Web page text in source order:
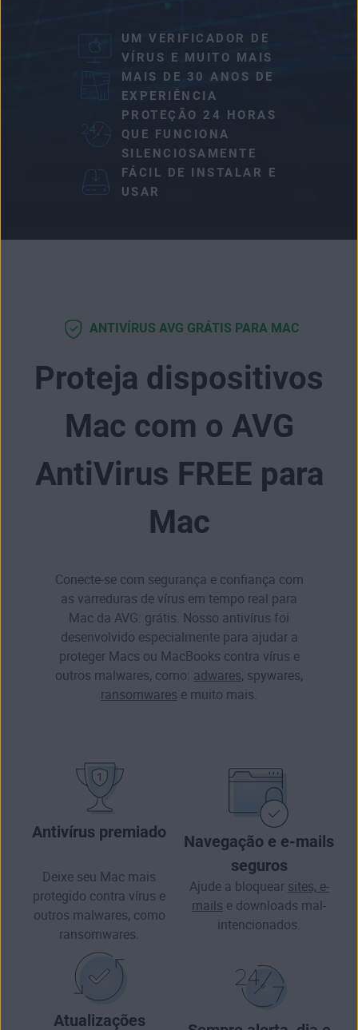
UM VERIFICADOR DE
VÍRUS E MUITO MAIS
MAIS DE 30 ANOS DE
EXPERIÊNCIA
PROTEÇÃO 24 HORAS
QUE FUNCIONA
SILENCIOSAMENTE
FÁCIL DE INSTALAR E
USAR
ANTIVÍRUS AVG GRÁTIS PARA MAC
Proteja dispositivos
Mac com o AVG
AntiVirus FREE para
Mac
Conecte-se com segurança e confiança com
as varreduras de vírus em tempo real para
Mac da AVG: grátis. Nosso antivírus foi
desenvolvido especialmente para ajudar a
proteger Macs ou MacBooks contra vírus e
outros malwares, como: adwares, spywares,
ransomwares e muito mais.
Antivírus premiado
Deixe seu Mac mais
protegido contra vírus e
outros malwares, como
ransomwares.
Navegação e e-mails
seguros
Ajude a bloquear sites, e-
mails e downloads mal-
intencionados.
Atualizações